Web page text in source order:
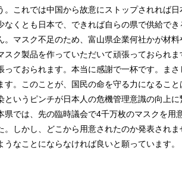
。これでは中国から故意にストップされれば
なくとも日本で、できれば自らの県で供給で
。マスク不足のため、富山県企業何社かが材
スク製品を作っていただいて頑張っておられ
っておられます。本当に感謝で一杯です。ま
す。このことが、国民の命を守る力になるこ
というピンチが日本人の危機管理意識の向上に
県では、先の臨時議会で4千万枚のマスクを用
。しかし、どこから用意されたのか発表され
うなことにならなければ良いと願っています。